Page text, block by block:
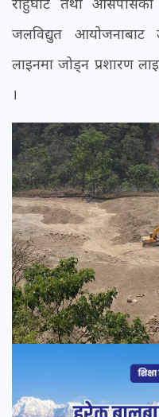
जलविद्युत आयोजनाबाट
लाइनमा जोड्न प्रशारण
।